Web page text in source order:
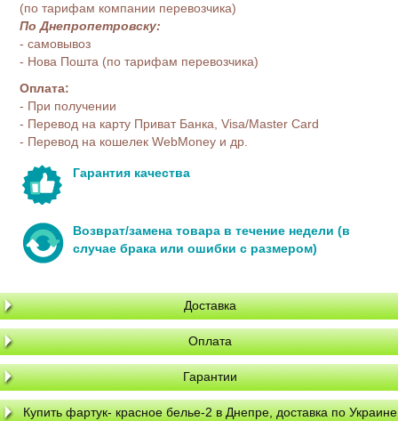
(по тарифам компании перевозчика)
По Днепропетровску:
- самовывоз
- Нова Пошта (по тарифам перевозчика)
Оплата:
- При получении
- Перевод на карту Приват Банка, Visa/Master Card
- Перевод на кошелек WebMoney и др.
Гарантия качества
Возврат/замена товара в течение недели (в
случае брака или ошибки с размером)
Доставка
Оплата
Гарантии
Купить фартук- красное белье-2 в Днепре, доставка по Украине